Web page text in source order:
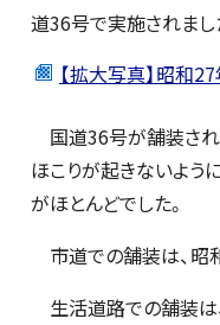
道36号で実施されまし
【拡大写真】昭和
国道36号が舗装され
ほこりが起きないよう
がほとんどでした。
市道での舗装は、昭
生活道路での舗装は